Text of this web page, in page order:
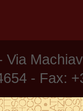
Via
- Fax: